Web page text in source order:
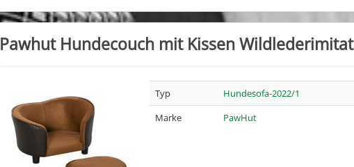
Pawhut Hundecouch mit Kissen Wildlederimitat
Typ
Hundesofa-2022/1
Marke
PawHut